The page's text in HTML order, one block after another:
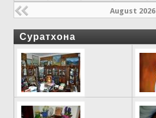
August 2026
Суратхона